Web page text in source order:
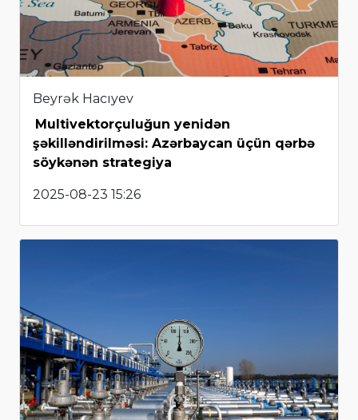
Beyrək Hacıyev
Multivektorçuluğun yenidən
şəkilləndirilməsi: Azərbaycan üçün qərbə
söykənən strategiya
2025-08-23 15:26